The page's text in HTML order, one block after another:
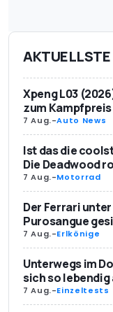
Xpeng L03
zum Kampfpreis
7 Aug.-Auto News
Ist das die
Die Deadwood
7 Aug.-Motorrad
Der Ferrari
Purosangue
7 Aug.-Erlkönige
Unterwegs im
sich so lebendig
7 Aug.-Einzeltests